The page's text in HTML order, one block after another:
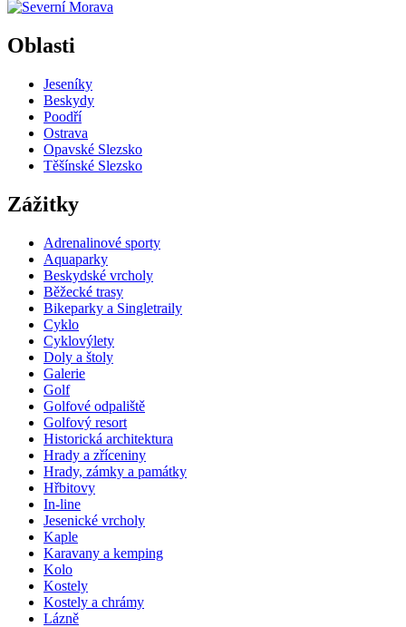
−
Oblasti
Jeseníky
Beskydy
Poodří
Ostrava
Opavské Slezsko
Těšínské Slezsko
Zážitky
Adrenalinové sporty
Aquaparky
Beskydské vrcholy
Běžecké trasy
Bikeparky a Singletraily
Cyklo
Cyklovýlety
Doly a štoly
Galerie
Golf
Golfové odpaliště
Golfový resort
Historická architektura
Hrady a zříceniny
Hrady, zámky a památky
Hřbitovy
In-line
Jesenické vrcholy
Kaple
Karavany a kemping
Kolo
Kostely
Kostely a chrámy
Lázně